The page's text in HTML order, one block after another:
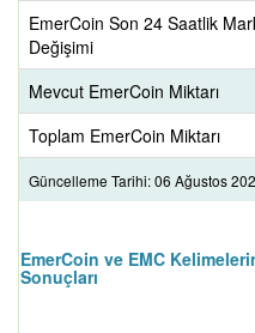
EmerCoin Son 24 Saatlik
Değişimi
Mevcut EmerCoin Miktarı
Toplam EmerCoin Miktarı
Güncelleme Tarihi: 06 Ağustos
EmerCoin ve EMC
Sonuçları